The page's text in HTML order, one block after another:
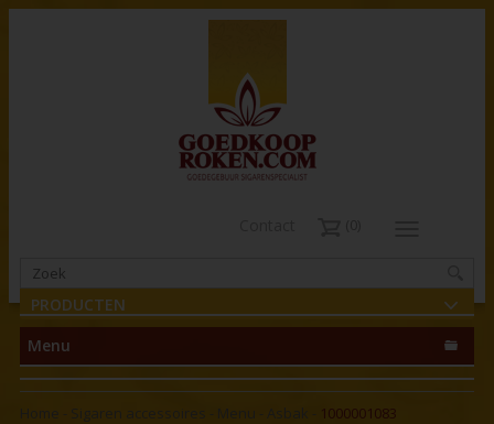
PRODUCTEN
Menu
1000001083